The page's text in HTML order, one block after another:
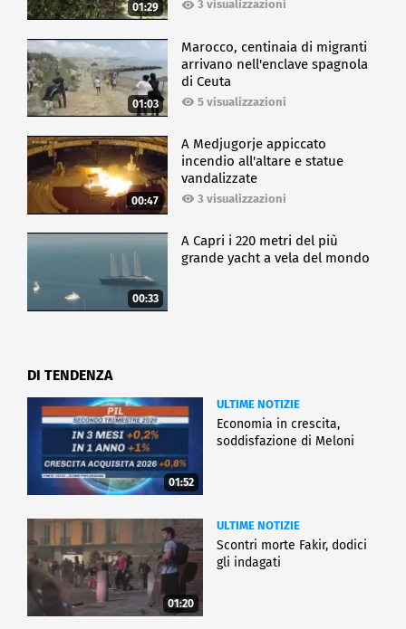
01:29 3 visualizzazioni
01:03
Marocco, centinaia di migranti
arrivano nell'enclave spagnola
di Ceuta
5 visualizzazioni
00:47
A Medjugorje appiccato
incendio all'altare e statue
vandalizzate
3 visualizzazioni
00:33
A Capri i 220 metri del più
grande yacht a vela del mondo
DI TENDENZA
01:52
ULTIME NOTIZIE
Economia in crescita,
soddisfazione di Meloni
01:20
ULTIME NOTIZIE
Scontri morte Fakir, dodici
gli indagati